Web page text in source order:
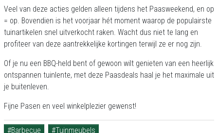
Veel van deze acties gelden alleen tijdens het Paasweekend, en op
= op. Bovendien is het voorjaar hét moment waarop de populairste
tuinartikelen snel uitverkocht raken. Wacht dus niet te lang en
profiteer van deze aantrekkelijke kortingen terwijl ze er nog zijn.
Of je nu een BBQ-held bent of gewoon wilt genieten van een heerlijk
ontspannen tuinlente, met deze Paasdeals haal je het maximale uit
je buitenleven.
Fijne Pasen en veel winkelplezier gewenst!
#Barbecue #Tuinmeubels